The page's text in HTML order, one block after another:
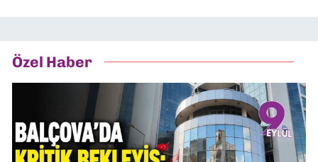
Özel Haber